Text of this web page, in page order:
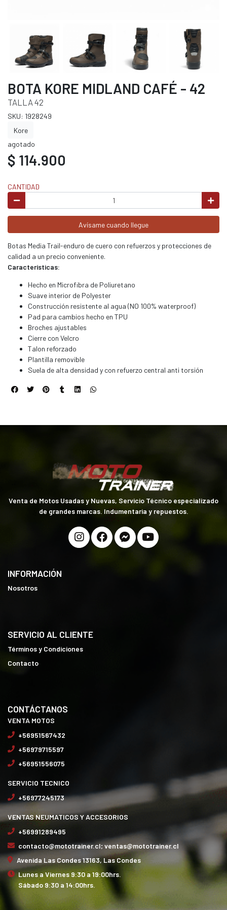
BOTA KORE MIDLAND CAFÉ - 42
TALLA 42
SKU: 1928249
Kore
agotado
$ 114.900
CANTIDAD
Avísame cuando llegue
Botas Media Trail-enduro de cuero con refuerzos y protecciones de
calidad a un precio conveniente.
Características:
Hecho en Microfibra de Poliuretano
Suave interior de Polyester
Construcción resistente al agua (NO 100% waterproof)
Pad para cambios hecho en TPU
Broches ajustables
Cierre con Velcro
Talon reforzado
Plantilla removible
Suela de alta densidad y con refuerzo central anti torsión
Venta de Motos Usadas y Nuevas, Servicio Técnico especializado
de grandes marcas. Indumentaria y repuestos.
INFORMACIÓN
Nosotros
SERVICIO AL CLIENTE
Términos y Condiciones
Contacto
CONTÁCTANOS
VENTA MOTOS
+56951567432
+56979715597
+56951556075
SERVICIO TECNICO
+56977245173
VENTAS NEUMATICOS Y ACCESORIOS
+56991289495
contacto@mototrainer.cl; ventas@mototrainer.cl
Avenida Las Condes 13163, Las Condes
Lunes a Viernes 9:30 a 19:00hrs.
Sábado 9:30 a 14:00hrs.